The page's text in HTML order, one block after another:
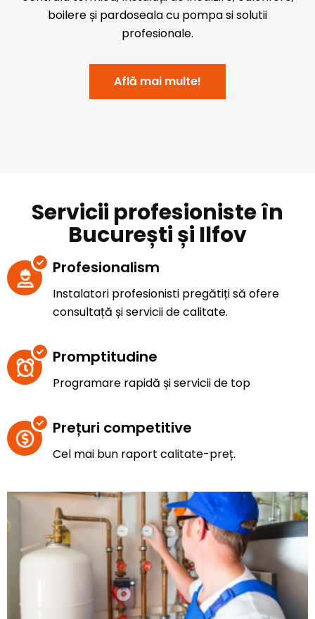
boilere și pardoseala cu pompa si solutii
profesionale.
Află mai multe!
Servicii profesioniste în
București și Ilfov
Profesionalism
Instalatori profesionisti pregătiți să ofere
consultață și servicii de calitate.
Promptitudine
Programare rapidă și servicii de top
Prețuri competitive
Cel mai bun raport calitate-preț.